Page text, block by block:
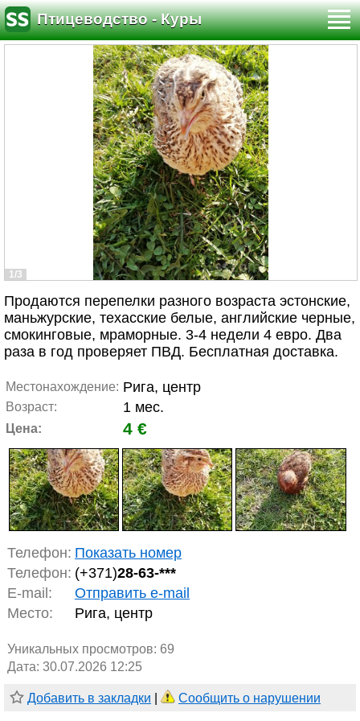
Птицеводство - Куры
1/3
Продаются перепелки разного возраста эстонские,
маньжурские, техасские белые, английские черные,
смокинговые, мраморные. 3-4 недели 4 евро. Два
раза в год проверяет ПВД. Бесплатная доставка.
Местонахождение: Рига, центр
Возраст: 1 мес.
Цена: 4 €
Телефон: Показать номер
Телефон: (+371)28-63-***
E-mail:
Отправить e-mail
Место:
Рига, центр
Уникальных просмотров: 69
Дата: 30.07.2026 12:25
Добавить в закладки Сообщить о нарушении